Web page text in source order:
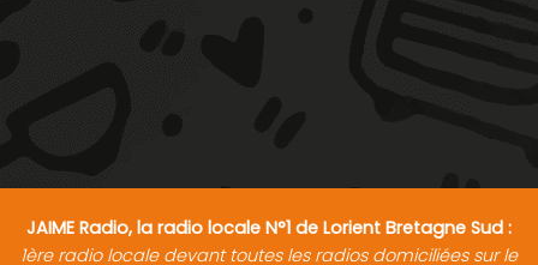
JAIME Radio, la radio locale N°1 de Lorient Bretagne Sud :
1ère radio locale devant toutes les radios domiciliées sur le